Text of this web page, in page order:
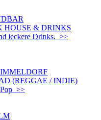
HOUSE & DRINKS
leckere Drinks. >>
(REGGAE / INDIE)
Pop >>